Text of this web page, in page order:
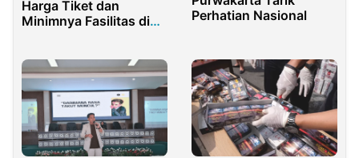
Harga Tiket dan
Minimnya Fasilitas di
Perhatian Nasional